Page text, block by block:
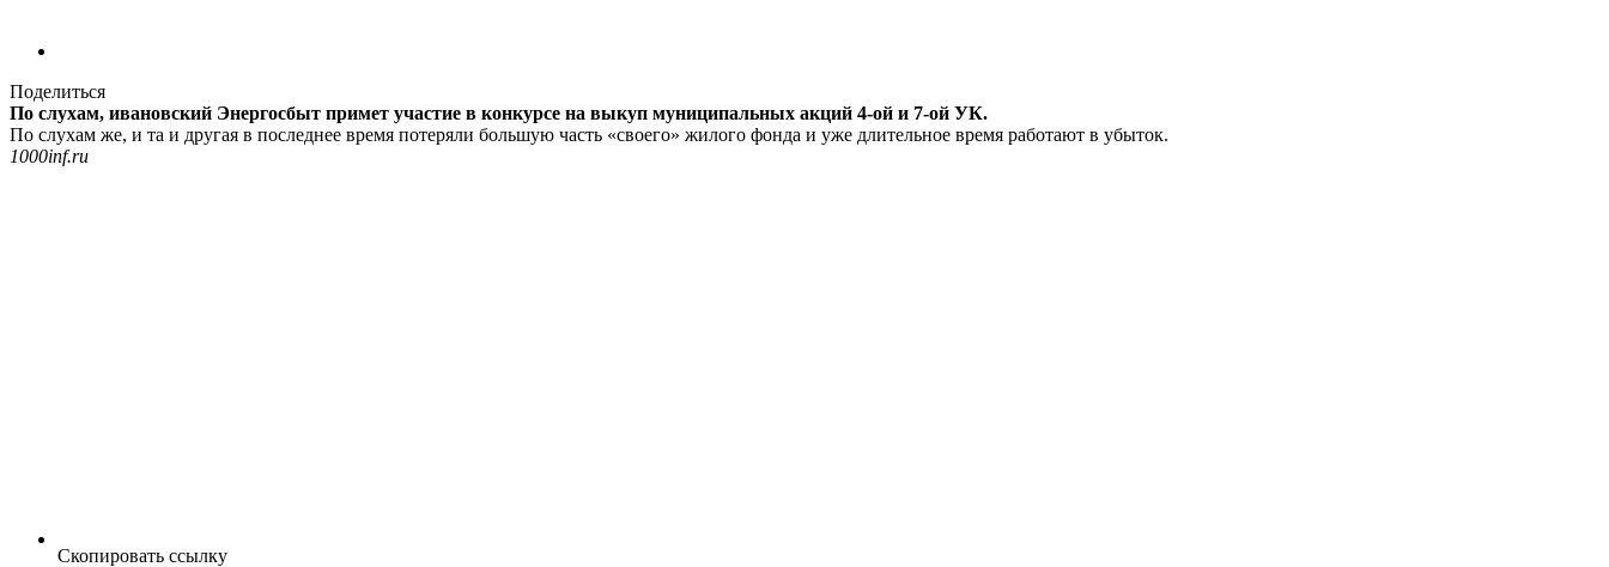
Поделиться
По слухам, ивановский Энергосбыт примет участие в конкурсе на выкуп муниципальных акций 4-ой и 7-ой УК.
По слухам же, и та и другая в последнее время потеряли большую часть «своего» жилого фонда и уже длительное время работают в убыток.
1000inf.ru
Скопировать ссылку